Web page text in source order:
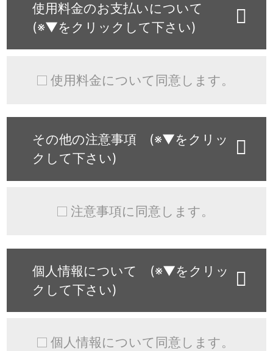
使用料金のお支払いについて
(※▼をクリックして下さい)
使用料金について同意します。
その他の注意事項 (※▼をクリッ
クして下さい)
注意事項に同意します。
個人情報について (※▼をクリッ
クして下さい)
個人情報について同意します。